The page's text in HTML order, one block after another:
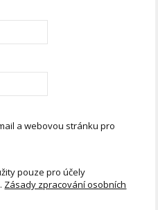
a webovou stránku pro
pouze pro účely
Zásady zpracování osobních